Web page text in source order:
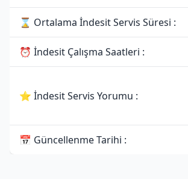
⌛ Ortalama İndesit Servis Süresi :
⏰ İndesit Çalışma Saatleri :
⭐ İndesit Servis Yorumu :
📅 Güncellenme Tarihi :